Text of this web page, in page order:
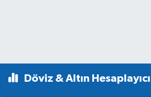
Döviz & Altın Hesaplayıcı